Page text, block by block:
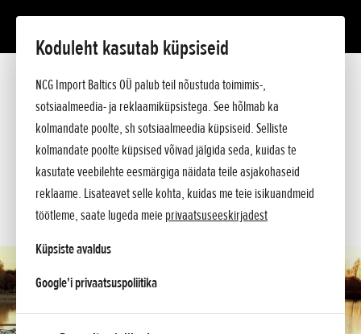
Koduleht kasutab küpsiseid
NCG Import Baltics OÜ palub teil nõustuda toimimis-,
sotsiaalmeedia- ja reklaamiküpsistega. See hõlmab ka
kolmandate poolte, sh sotsiaalmeedia küpsiseid. Selliste
kolmandate poolte küpsised võivad jälgida seda, kuidas te
kasutate veebilehte eesmärgiga näidata teile asjakohaseid
reklaame. Lisateavet selle kohta, kuidas me teie isikuandmeid
töötleme, saate lugeda meieprivaatsuseeskirjadest
Küpsiste avaldus
Google'i privaatsuspoliitikaopens in a new tab
Tutvustus
Tehnilised andmed
Hinnakiri
Ostuabi
Küsi lisa
KÜSI PAKKUMIST
SOOVIN TEENINDUSE AEGA
KONTAKT